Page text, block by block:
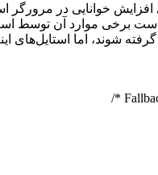
خوانایی در مرورگر
برخی موارد آن توسط
شوند، اما استایل‌های